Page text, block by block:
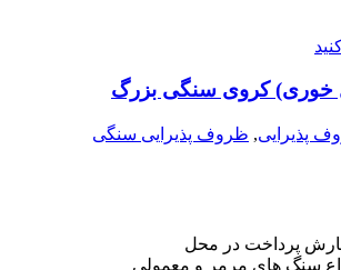
خوری) کروی سنگی بزرگ
پذیرایی, ظروف پذیرایی سنگی
پرداخت در محل
سنگ های مرمر و معمولی